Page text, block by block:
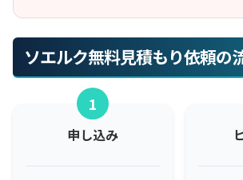
ソエルク無料見積もり依頼の
1
申し込み